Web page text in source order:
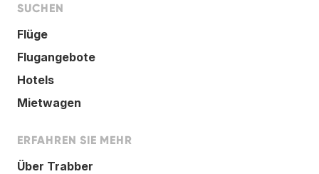
SUCHEN
Flüge
Flugangebote
Hotels
Mietwagen
ERFAHREN SIE MEHR
Über Trabber